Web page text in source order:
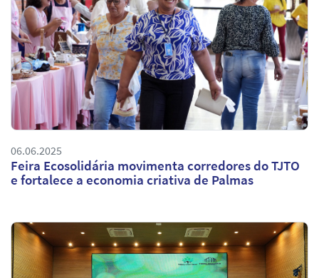
06.06.2025
Feira Ecosolidária movimenta corredores do TJTO
e fortalece a economia criativa de Palmas